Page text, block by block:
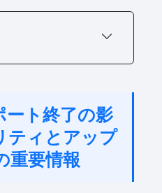
ト終了の影
ティとアップ
重要情報